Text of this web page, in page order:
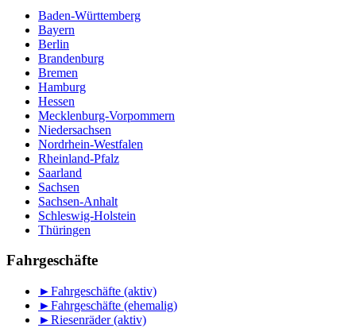
Baden-Württemberg
Bayern
Berlin
Brandenburg
Bremen
Hamburg
Hessen
Mecklenburg-Vorpommern
Niedersachsen
Nordrhein-Westfalen
Rheinland-Pfalz
Saarland
Sachsen
Sachsen-Anhalt
Schleswig-Holstein
Thüringen
Fahrgeschäfte
►Fahrgeschäfte (aktiv)
►Fahrgeschäfte (ehemalig)
►Riesenräder (aktiv)